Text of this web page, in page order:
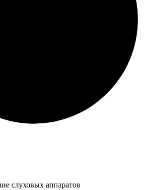
слуховых аппаратов